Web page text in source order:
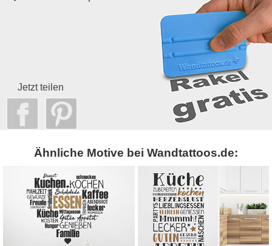
Jetzt teilen
Ähnliche Motive bei Wandtattoos.de: